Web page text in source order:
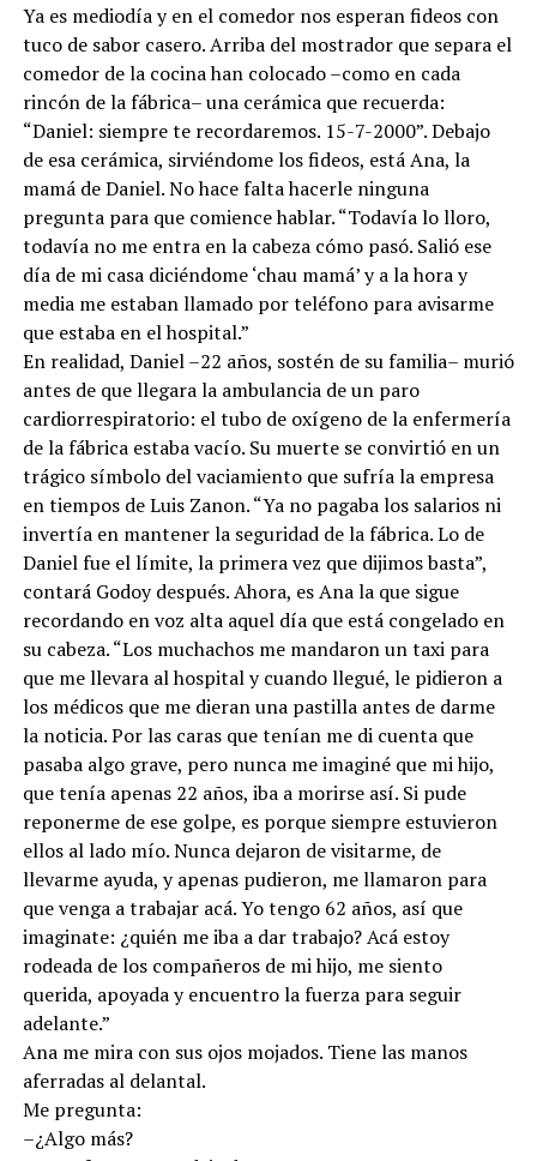
Ya es mediodía y en el comedor nos esperan fideos con
tuco de sabor casero. Arriba del mostrador que separa el
comedor de la cocina han colocado –como en cada
rincón de la fábrica– una cerámica que recuerda:
“Daniel: siempre te recordaremos. 15-7-2000”. Debajo
de esa cerámica, sirviéndome los fideos, está Ana, la
mamá de Daniel. No hace falta hacerle ninguna
pregunta para que comience hablar. “Todavía lo lloro,
todavía no me entra en la cabeza cómo pasó. Salió ese
día de mi casa diciéndome ‘chau mamá’ y a la hora y
media me estaban llamado por teléfono para avisarme
que estaba en el hospital.”
En realidad, Daniel –22 años, sostén de su familia– murió
antes de que llegara la ambulancia de un paro
cardiorrespiratorio: el tubo de oxígeno de la enfermería
de la fábrica estaba vacío. Su muerte se convirtió en un
trágico símbolo del vaciamiento que sufría la empresa
en tiempos de Luis Zanon. “Ya no pagaba los salarios ni
invertía en mantener la seguridad de la fábrica. Lo de
Daniel fue el límite, la primera vez que dijimos basta”,
contará Godoy después. Ahora, es Ana la que sigue
recordando en voz alta aquel día que está congelado en
su cabeza. “Los muchachos me mandaron un taxi para
que me llevara al hospital y cuando llegué, le pidieron a
los médicos que me dieran una pastilla antes de darme
la noticia. Por las caras que tenían me di cuenta que
pasaba algo grave, pero nunca me imaginé que mi hijo,
que tenía apenas 22 años, iba a morirse así. Si pude
reponerme de ese golpe, es porque siempre estuvieron
ellos al lado mío. Nunca dejaron de visitarme, de
llevarme ayuda, y apenas pudieron, me llamaron para
que venga a trabajar acá. Yo tengo 62 años, así que
imaginate: ¿quién me iba a dar trabajo? Acá estoy
rodeada de los compañeros de mi hijo, me siento
querida, apoyada y encuentro la fuerza para seguir
adelante.”
Ana me mira con sus ojos mojados. Tiene las manos
aferradas al delantal.
Me pregunta:
–¿Algo más?